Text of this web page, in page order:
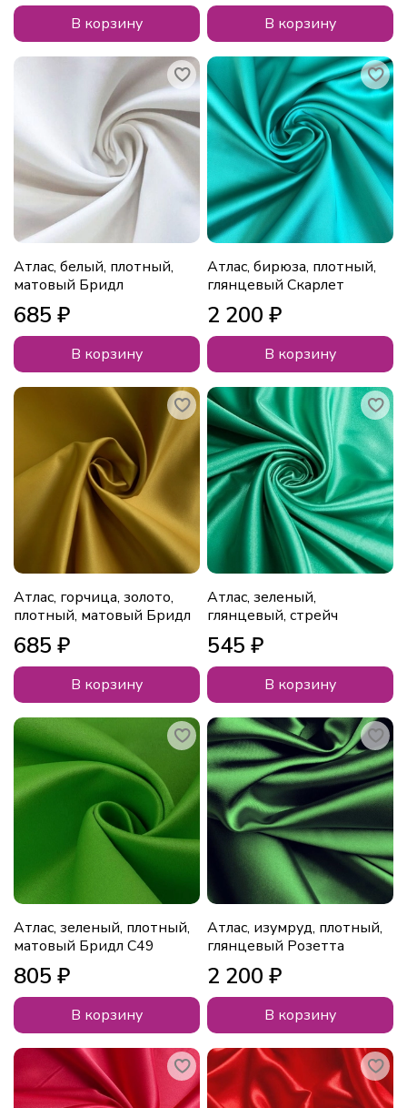
В корзину В корзину
Атлас, белый, плотный,
матовый Бридл
685 ₽
В корзину
Атлас, бирюза, плотный,
глянцевый Скарлет
2 200 ₽
В корзину
Атлас, горчица, золото,
плотный, матовый Бридл
685 ₽
В корзину
Атлас, зеленый,
глянцевый, стрейч
545 ₽
В корзину
Атлас, зеленый, плотный,
матовый Бридл C49
805 ₽
В корзину
Атлас, изумруд, плотный,
глянцевый Розетта
2 200 ₽
В корзину